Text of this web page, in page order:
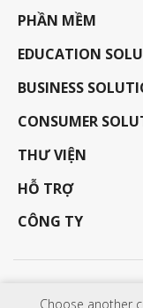
Choose another
PHẦN MỀM
EDUCATION
BUSINESS
CONSUMER
THƯ VIỆN
HỖ TRỢ
CÔNG TY